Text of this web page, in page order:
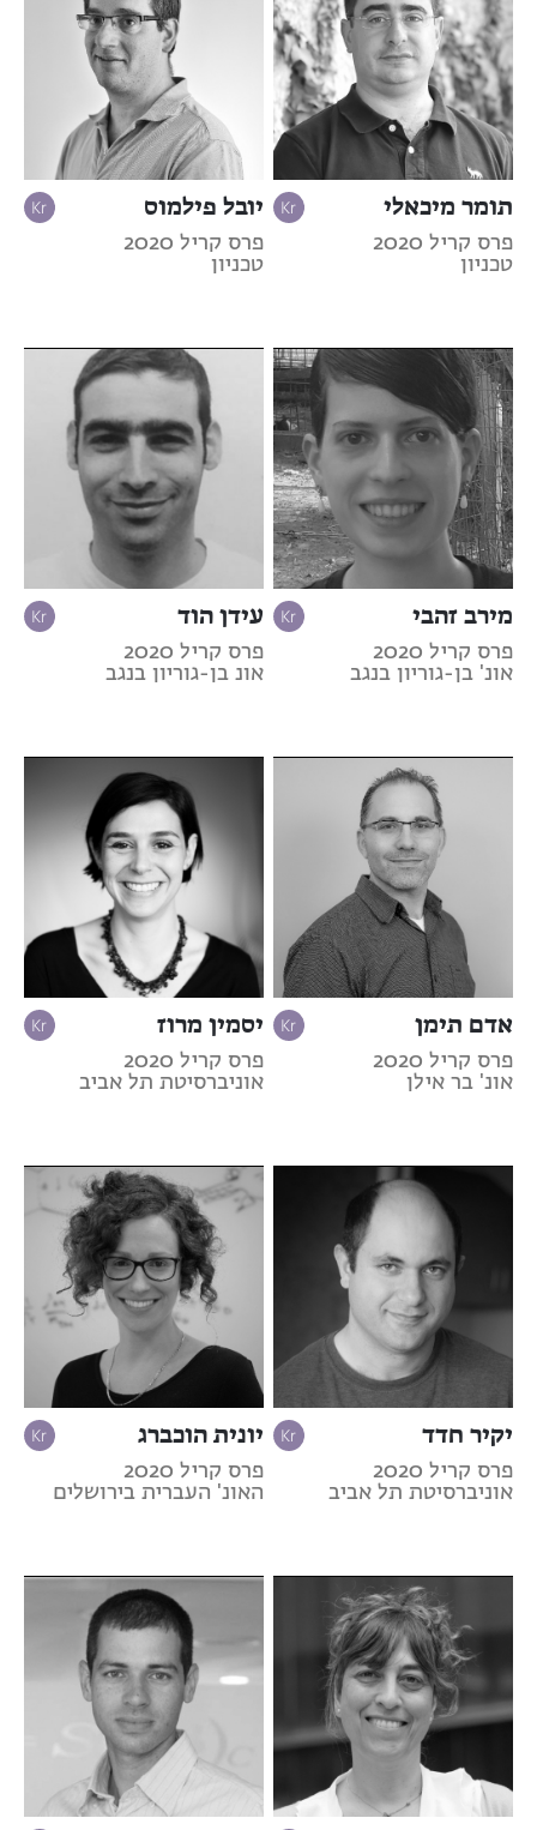
תומר מיכאלי
פרס קריל 2020
טכניון
יובל פילמוס
פרס קריל 2020
טכניון
מירב זהבי
פרס קריל 2020
אונ' בן-גוריון בנגב
עידן הוד
פרס קריל 2020
אונ בן-גוריון בנגב
אדם תימן
פרס קריל 2020
אונ' בר אילן
יסמין מרוז
פרס קריל 2020
אוניברסיטת תל אביב
יקיר חדד
פרס קריל 2020
אוניברסיטת תל אביב
יונית הוכברג
פרס קריל 2020
האונ' העברית בירושלים